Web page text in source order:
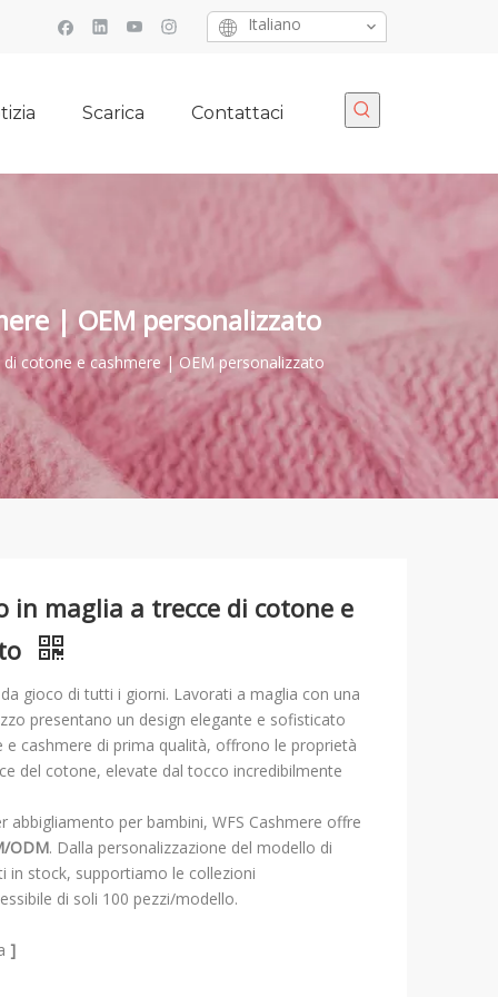
Italiano
Scarica Contattaci
| OEM personalizzato
cotone e cashmere | OEM personalizzato
in maglia a trecce di cotone e
gioco di tutti i giorni. Lavorati a maglia con una
presentano un design elegante e sofisticato
e cashmere di prima qualità, offrono le proprietà
del cotone, elevate dal tocco incredibilmente
abbigliamento per bambini, WFS Cashmere offre
ODM. Dalla personalizzazione del modello di
in stock, supportiamo le collezioni
di soli 100 pezzi/modello.
]